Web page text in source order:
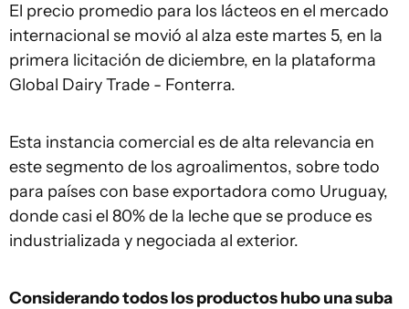
El precio promedio para los lácteos en el mercado
internacional se movió al alza este martes 5, en la
primera licitación de diciembre, en la plataforma
Global Dairy Trade - Fonterra.
Esta instancia comercial es de alta relevancia en
este segmento de los agroalimentos, sobre todo
para países con base exportadora como Uruguay,
donde casi el 80% de la leche que se produce es
industrializada y negociada al exterior.
Considerando todos los productos hubo una suba